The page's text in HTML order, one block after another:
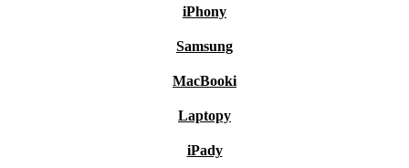
iPhony
Samsung
MacBooki
Laptopy
iPady